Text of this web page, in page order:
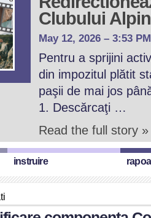
Clubului
May 12, 2026 – 3:53 PM
Pentru a sprijini
din impozitul plătit
paşii de mai jos
1. Descărcaţi …
Read the full story »
instruire